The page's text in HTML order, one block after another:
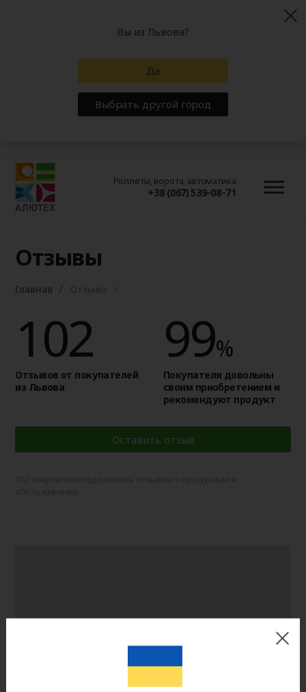
Роллеты, ворота, автоматика
+38 (067) 539-08-71
Отзывы
Главная
102
Отзывов от покупателей
из Львова
99%
Покупателя довольны
своим приобретением и
рекомендуют продукт
Оставить отзыв
Вы из Львова?
Да
Выбрать другой город